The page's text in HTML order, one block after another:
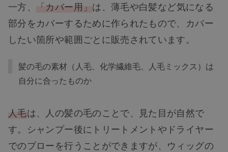
一方、 「カバー用」 は、薄毛や白髪など気になる
部分をカバーするために作られたもので、カバー
したい箇所や範囲ごとに販売されています。
髪の毛の素材（人毛、化学繊維毛、人毛ミックス）は
自分に合ったものか
人毛は、人の髪の毛のことで、見た目が自然で
す。シャンプー後にトリートメントやドライヤー
でのブローを行うことができますが、ウィッグの